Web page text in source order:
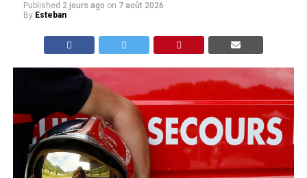
Published 2 jours ago on 7 août 2026
By Esteban